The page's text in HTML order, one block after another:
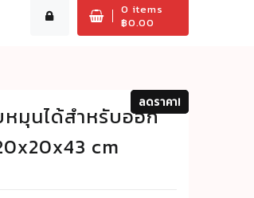
0 items
฿0.00
ลดราคา!
มุนได้สำหรับออก
cm
ลดราคา!